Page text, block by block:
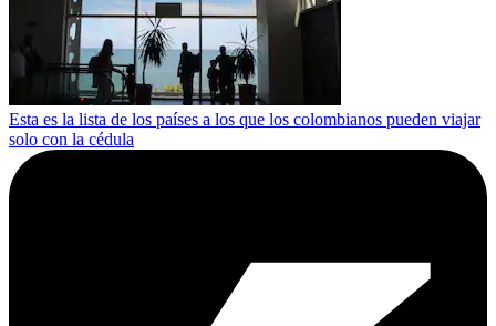
Esta es la lista de los países a los que los colombianos pueden viajar
solo con la cédula